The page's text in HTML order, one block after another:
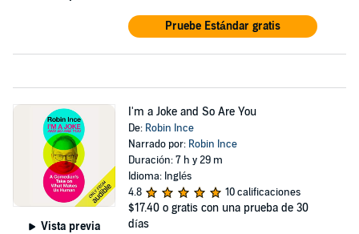
Pruebe Estándar gratis
Vista previa
I'm a Joke and So Are You
De: Robin Ince
Narrado por: Robin Ince
Duración: 7 h y 29 m
Idioma: Inglés
4.8
10 calificaciones
$17.40 o gratis con una prueba de 30
días